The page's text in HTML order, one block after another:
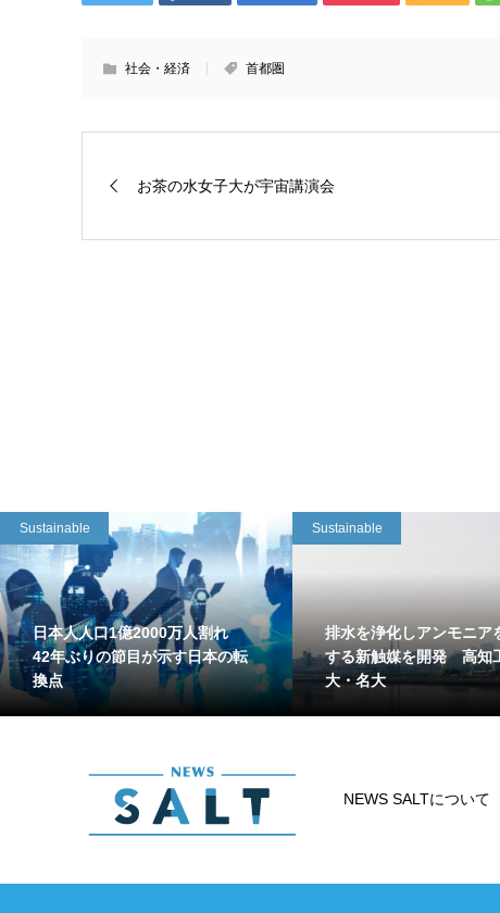
社会・経済 首都圏
お茶の水女子大が宇宙講演会
Sustainable
日本人人口1億2000万人割れ
42年ぶりの節目が示す日本の転
換点
Sustainable
排水を浄化しアンモニア
する新触媒を開発 高知
大・名大
NEWS SALTについて